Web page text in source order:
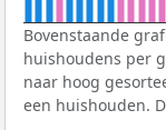
Bovenstaande
huishoudens per
naar hoog
een huishouden.